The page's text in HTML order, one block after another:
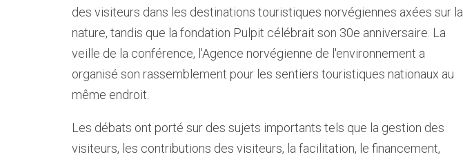
des visiteurs dans les destinations touristiques norvégiennes axées sur la
nature, tandis que la fondation Pulpit célébrait son 30e anniversaire. La
veille de la conférence, l'Agence norvégienne de l'environnement a
organisé son rassemblement pour les sentiers touristiques nationaux au
même endroit.
Les débats ont porté sur des sujets importants tels que la gestion des
visiteurs, les contributions des visiteurs, la facilitation, le financement,